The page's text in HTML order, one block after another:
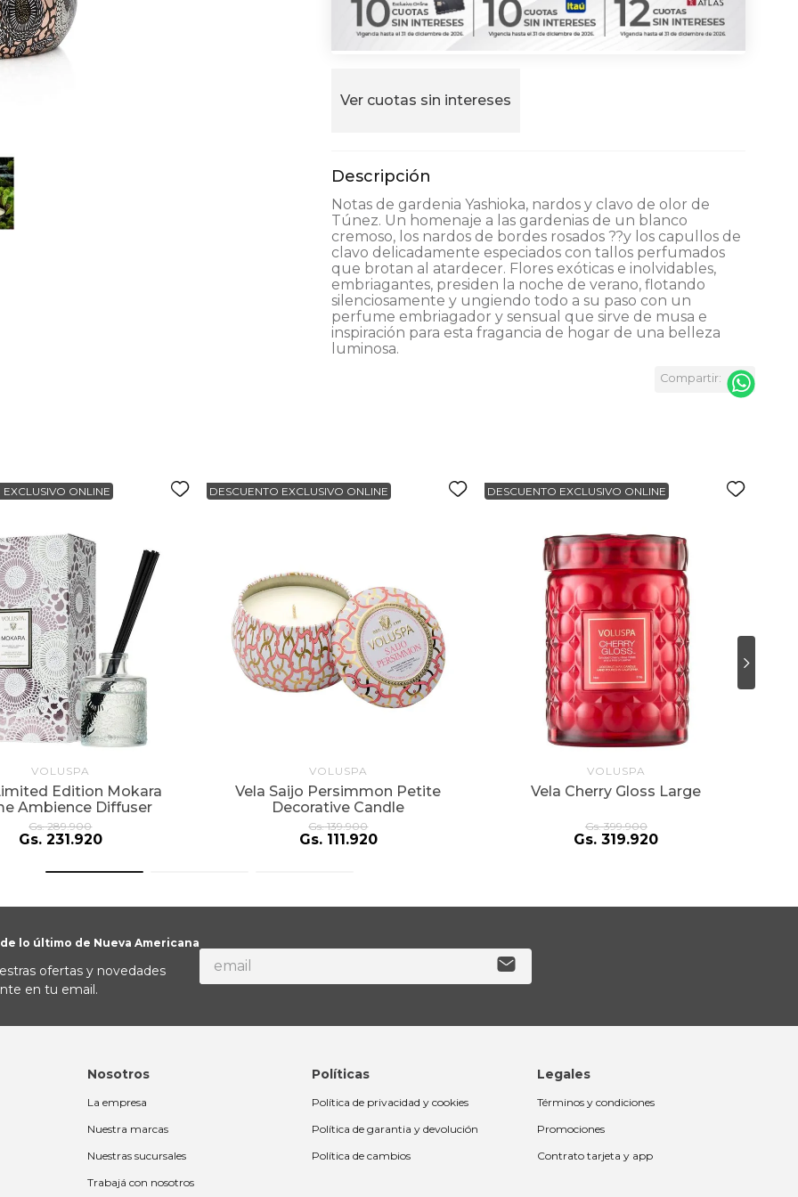
Ver cuotas sin intereses
Notas de gardenia Yashioka, nardos y clavo de olor de
Túnez. Un homenaje a las gardenias de un blanco
cremoso, los nardos de bordes rosados ??y los capullos de
clavo delicadamente especiados con tallos perfumados
que brotan al atardecer. Flores exóticas e inolvidables,
embriagantes, presiden la noche de verano, flotando
silenciosamente y ungiendo todo a su paso con un
perfume embriagador y sensual que sirve de musa e
inspiración para esta fragancia de hogar de una belleza
luminosa.
ONLINE
VOLUSPA
Edition Mokara
Ambience Diffuser
Gs. 289.900
Gs. 231.920
DESCUENTO EXCLUSIVO ONLINE
VOLUSPA
Vela Saijo Persimmon Petite
Decorative Candle
Gs. 139.900
Gs. 111.920
DESCUENTO EXCLUSIVO ONLINE
VOLUSPA
Vela Cherry Gloss Large
Gs. 399.900
Gs. 319.920
lo último de Nueva Americana
ofertas y novedades
en tu email.
Nosotros
La empresa
Nuestra marcas
Nuestras sucursales
Trabajá con nosotros
Políticas
Política de privacidad y cookies
Política de garantia y devolución
Política de cambios
Legales
Términos y condiciones
Promociones
Contrato tarjeta y app